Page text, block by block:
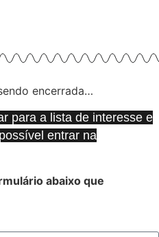
encerrada…
para a lista de interesse e
entrar na
abaixo que